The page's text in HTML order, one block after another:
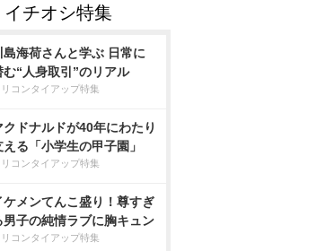
島海荷さんと学ぶ 日常に
む“人身取引”のリアル
リコンタイアップ特集
クドナルドが40年にわたり
える「小学生の甲子園」
リコンタイアップ特集
ケメンてんこ盛り！尊すぎ
男子の純情ラブに胸キュン
リコンタイアップ特集